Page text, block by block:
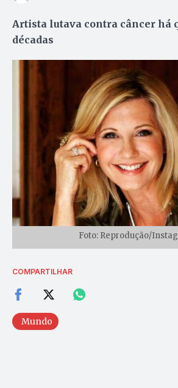
Artista lutava contra câncer há
décadas
Foto: Reprodução/
COMPARTILHAR
Mundo